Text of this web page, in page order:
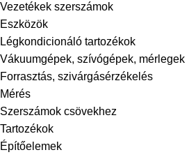
Vezetékek szerszámok
Eszközök
Légkondicionáló tartozékok
Vákuumgépek, szívógépek, mérlegek
Forrasztás, szivárgásérzékelés
Mérés
Szerszámok csövekhez
Tartozékok
Építőelemek